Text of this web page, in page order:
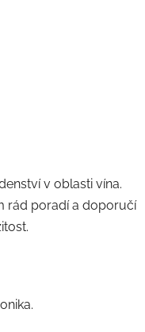
v oblasti vína.
rád poradí a doporučí